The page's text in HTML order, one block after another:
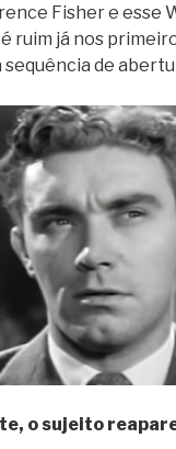
Fisher e esse
ruim já nos
de
o sujeito